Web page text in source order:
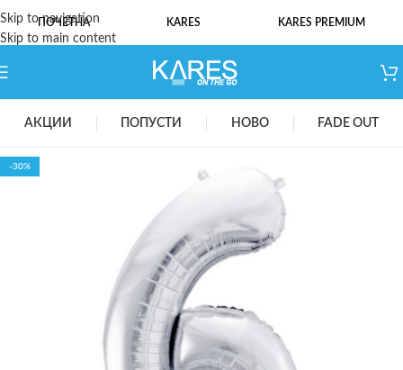
Skip to navigation
Skip to main content
ПОЧЕТНА KARES KARES PREMIUM
АКЦИИ ПОПУСТИ НОВО FADE OUT
-30%